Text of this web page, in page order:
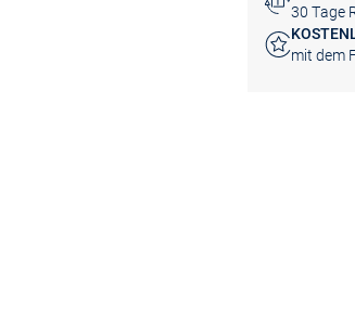
30 Tage
mit dem